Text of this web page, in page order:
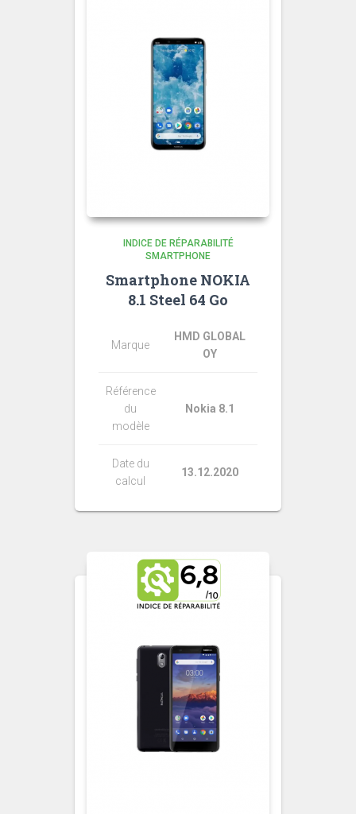
INDICE DE RÉPARABILITÉ
SMARTPHONE
Smartphone NOKIA
8.1 Steel 64 Go
Marque
HMD GLOBAL
OY
Référence
du
modèle
Nokia 8.1
Date du
calcul
13.12.2020